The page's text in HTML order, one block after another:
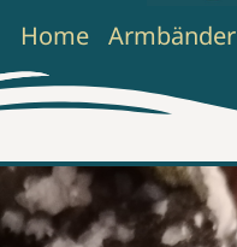
Home Armbänder